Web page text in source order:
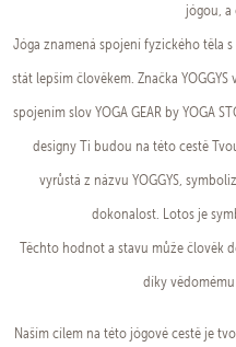
jógou, a
Jóga znamená spojení fyzického těla
stát lepším člověkem. Značka
spojením slov YOGA GEAR by YOGA
designy Ti budou na této cestě
vyrůstá z názvu YOGGYS,
dokonalost. Lotos je
Těchto hodnot a stavu může člověk
díky
Naším cílem na této jógové cestě je